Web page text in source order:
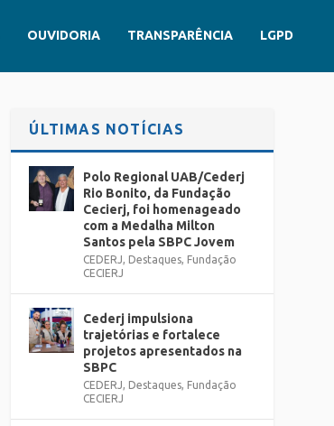
OUVIDORIA TRANSPARÊNCIA LGPD
ÚLTIMAS NOTÍCIAS
Polo Regional UAB/Cederj
Rio Bonito, da Fundação
Cecierj, foi homenageado
com a Medalha Milton
Santos pela SBPC Jovem
CEDERJ, Destaques, Fundação
CECIERJ
Cederj impulsiona
trajetórias e fortalece
projetos apresentados na
SBPC
CEDERJ, Destaques, Fundação
CECIERJ